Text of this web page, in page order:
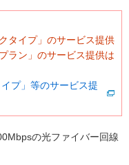
タイプ」のサービス提供
ラン」のサービス提供は
プ」等のサービス提
の光ファイバー回線